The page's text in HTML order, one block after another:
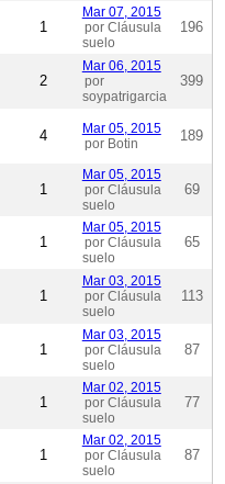
1
Mar 07, 2015
por Cláusula
suelo
196
2
Mar 06, 2015
por
soypatrigarcia
399
4
Mar 05, 2015
por Botin
189
1
Mar 05, 2015
por Cláusula
suelo
69
1
Mar 05, 2015
por Cláusula
suelo
65
1
Mar 03, 2015
por Cláusula
suelo
113
1
Mar 03, 2015
por Cláusula
suelo
87
1
Mar 02, 2015
por Cláusula
suelo
77
1
Mar 02, 2015
por Cláusula
suelo
87